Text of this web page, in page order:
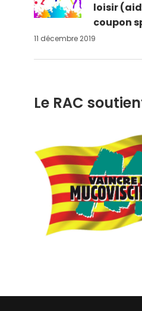
loisir
coupon
11 décembre 2019
Le RAC